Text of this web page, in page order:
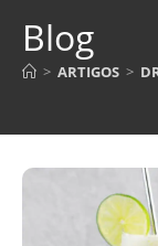
Blog
> ARTIGOS >